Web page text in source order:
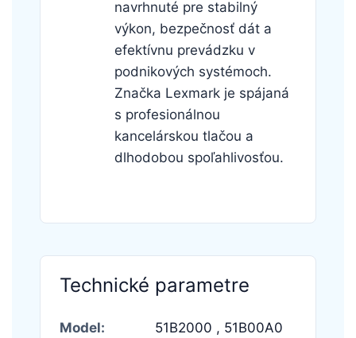
navrhnuté pre stabilný
výkon, bezpečnosť dát a
efektívnu prevádzku v
podnikových systémoch.
Značka Lexmark je spájaná
s profesionálnou
kancelárskou tlačou a
dlhodobou spoľahlivosťou.
Technické parametre
Model: 51B2000 , 51B00A0